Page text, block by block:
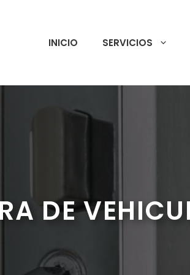
INICIO SERVICIOS
DE